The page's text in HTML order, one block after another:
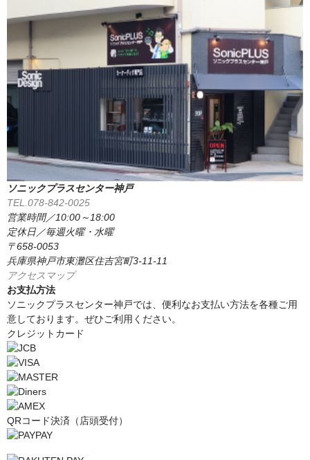
ソニックプラスセンター神戸
TEL.078-842-0025
営業時間／10:00～18:00
定休日／毎週火曜・水曜
〒658-0053
兵庫県神戸市東灘区住吉宮町3-11-11
アクセスマップ
お支払方法
ソニックプラスセンター神戸では、便利なお支払い方法を各種ご用
意しております。ぜひご利用ください。
クレジットカード
QRコード決済（店頭受付）